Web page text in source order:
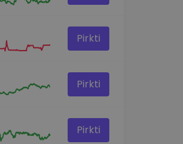
Pirkti
Pirkti
Pirkti